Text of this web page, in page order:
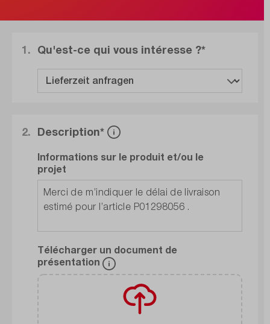
Qu'est-ce qui vous intéresse ?*
1.
Description*
2.
Informations sur le produit et/ou le
projet
Télécharger un document de
présentation